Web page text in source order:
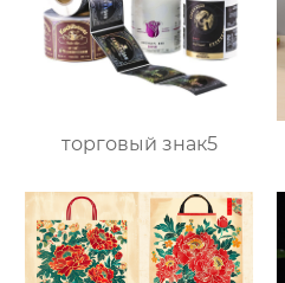
торговый знак5